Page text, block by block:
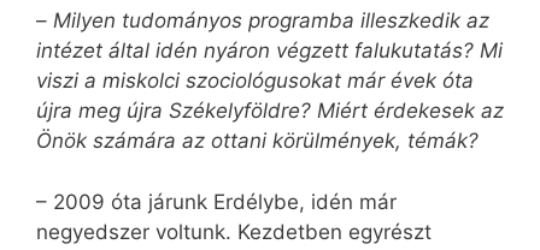
– Milyen tudományos programba illeszkedik az
intézet által idén nyáron végzett falukutatás? Mi
viszi a miskolci szociológusokat már évek óta
újra meg újra Székelyföldre? Miért érdekesek az
Önök számára az ottani körülmények, témák?
– 2009 óta járunk Erdélybe, idén már
negyedszer voltunk. Kezdetben egyrészt